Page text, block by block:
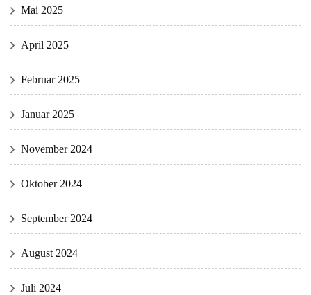
Mai 2025
April 2025
Februar 2025
Januar 2025
November 2024
Oktober 2024
September 2024
August 2024
Juli 2024